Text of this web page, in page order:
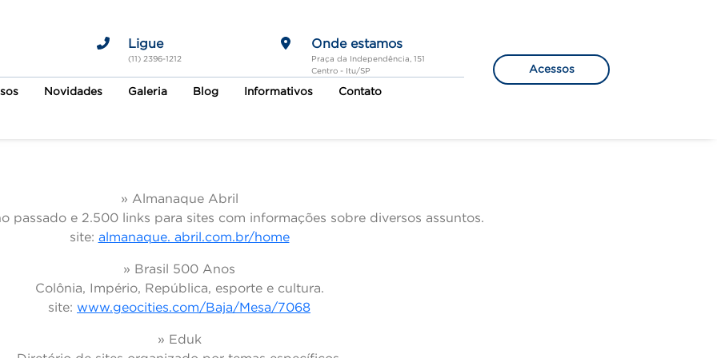
Ligue
(11) 2396-1212
Onde estamos
Praça da Independência, 151
Centro - Itu/SP
Novidades Galeria Blog Informativos Contato
Acessos
» Almanaque Abril
passado e 2.500 links para sites com informações sobre diversos assuntos.
site: almanaque. abril.com.br/home
» Brasil 500 Anos
Colônia, Império, República, esporte e cultura.
site: www.geocities.com/Baja/Mesa/7068
» Eduk